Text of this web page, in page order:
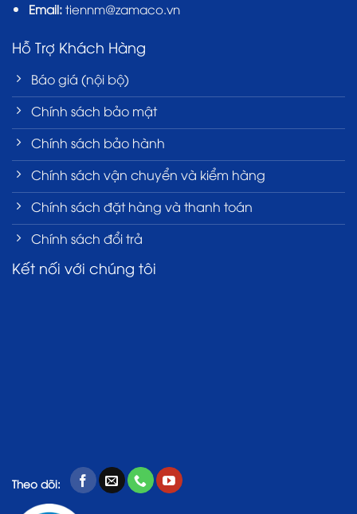
Email:tiennm@zamaco.vn
Hỗ Trợ Khách Hàng
Báo giá (nội bộ)
Chính sách bảo mật
Chính sách bảo hành
Chính sách vận chuyển và kiểm hàng
Chính sách đặt hàng và thanh toán
Chính sách đổi trả
Kết nối với chúng tôi
Theo dõi: